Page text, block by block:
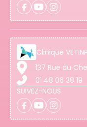
Clinique
137 Rue du
01 48 06 38 19
SUIVEZ-NOUS